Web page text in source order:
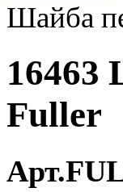
Шайба
16463
Fuller